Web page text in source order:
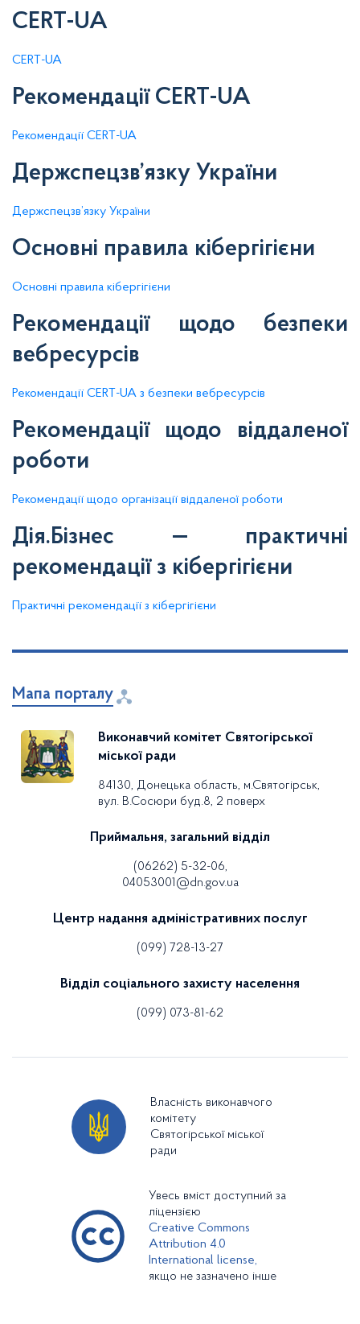
CERT-UA
CERT-UA
Рекомендації CERT-UA
Рекомендації CERT-UA
Держспецзв’язку України
Держспецзв’язку України
Основні правила кібергігієни
Основні правила кібергігієни
Рекомендації щодо безпеки
вебресурсів
Рекомендації CERT-UA з безпеки вебресурсів
Рекомендації щодо віддаленої
роботи
Рекомендації щодо організації віддаленої роботи
Дія.Бізнес — практичні
рекомендації з кібергігієни
Практичні рекомендації з кібергігієни
Мапа порталу
Виконавчий комітет Святогірської
міської ради
84130, Донецька область, м.Святогірськ,
вул. В.Сосюри буд.8, 2 поверх
Приймальня, загальний відділ
(06262) 5-32-06,
04053001@dn.gov.ua
Центр надання адміністративних послуг
(099) 728-13-27
Відділ соціального захисту населення
(099) 073-81-62
Власність виконавчого
комітету
Святогірської міської
ради
Увесь вміст доступний за
ліцензією
Creative Commons
Attribution 4.0
International license,
якщо не зазначено інше